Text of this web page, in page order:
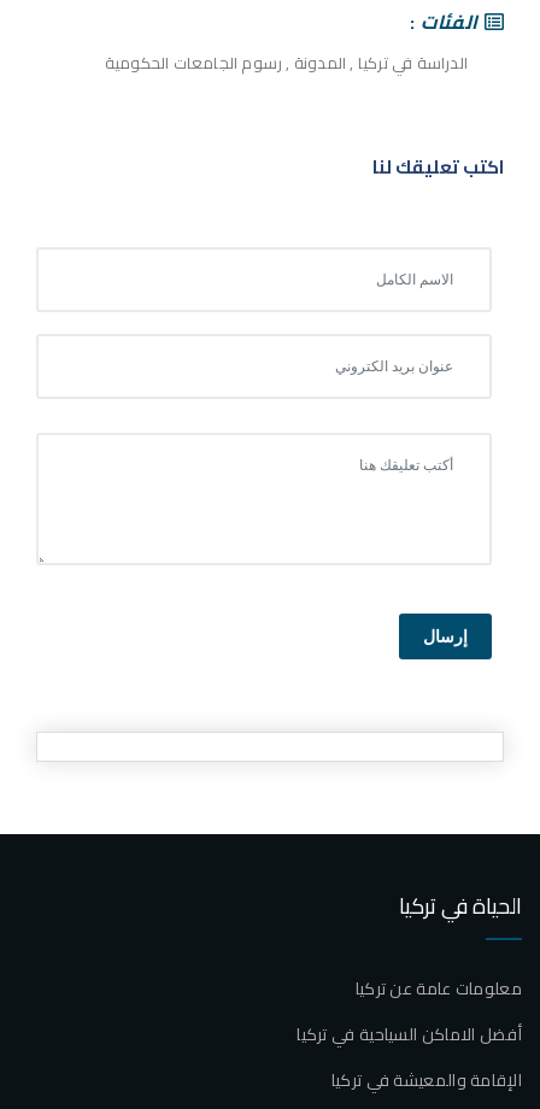
الفئات
الدراسة في تركيا ,المدونة ,رسوم الجامعات الحكومية
اكتب تعليقك لنا
إرسال
الحياة في تركيا
معلومات عامة عن تركيا
أفضل الاماكن السياحية في تركيا
الإقامة والمعيشة في تركيا